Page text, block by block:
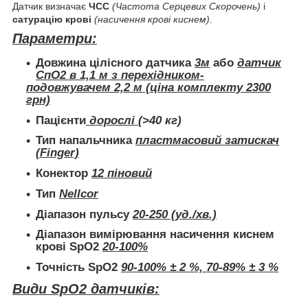
Датчик визначає ЧСС (Частота Серцевих Скорочень) і
сатурацію крові (насичення крові киснем).
Параметри:
Довжина цілісного датчика 3м або датчик
СпО2 в 1,1 м з перехідником-
подовжувачем 2,2 м (ціна комплекту 2300
грн)
Пацієнти дорослі (>40 кг)
Тип напальчника пластмасовий затискач
(Finger)
Конектор 12 піновий
Тип Nellcor
Діапазон пульсу 20-250 (уд./хв.)
Діапазон вимірювання насичення киснем
крові SpO220-100%
Точність SpO2 90-100% ± 2 %, 70-89% ± 3 %
Види SpO2 датчиків: